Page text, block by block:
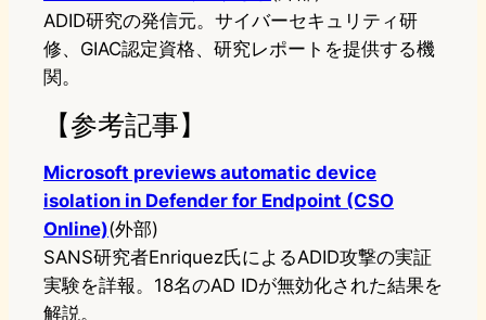
ADID研究の発信元。サイバーセキュリティ研
修、GIAC認定資格、研究レポートを提供する機
関。
【参考記事】
Microsoft previews automatic device
isolation in Defender for Endpoint (CSO
Online)(外部)
SANS研究者Enriquez氏によるADID攻撃の実証
実験を詳報。18名のAD IDが無効化された結果を
解説。